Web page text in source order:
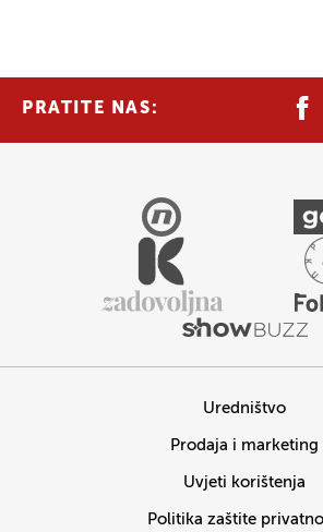
PRATITE NAS:
Uredništvo
Prodaja i marketing
Uvjeti korištenja
Politika zaštite